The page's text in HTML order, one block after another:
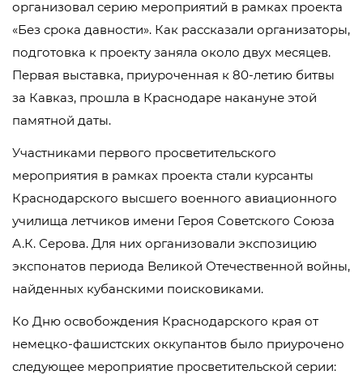
организовал серию мероприятий в рамках проекта
«Без срока давности». Как рассказали организаторы,
подготовка к проекту заняла около двух месяцев.
Первая выставка, приуроченная к 80-летию битвы
за Кавказ, прошла в Краснодаре накануне этой
памятной даты.
Участниками первого просветительского
мероприятия в рамках проекта стали курсанты
Краснодарского высшего военного авиационного
училища летчиков имени Героя Советского Союза
А.К. Серова. Для них организовали экспозицию
экспонатов периода Великой Отечественной войны,
найденных кубанскими поисковиками.
Ко Дню освобождения Краснодарского края от
немецко-фашистских оккупантов было приурочено
следующее мероприятие просветительской серии: